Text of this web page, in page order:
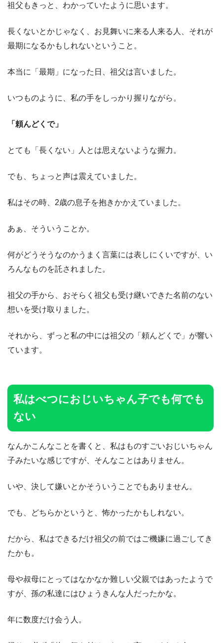
祖父もきっと、わかっていたように思います。
長くないとかじゃなく、お見舞いに来る人来る人、それが
最期になるかもしれないということ。
本当に「最期」になった日、祖父は言いました。
いつものように、私の手をしっかり握りながら。
「頼んどくで」
とても「長くない」人とは思えないような握力。
でも、ちょっと声は震えていました。
私はその時、2歳の息子を抱きかかえていました。
あぁ、そういうことか。
何がどうそうなのかうまく言葉には表しにくいですが、い
ろんなものを託されました。
祖父の手から、おそらく祖父も受け継いできた名前のない
想いを受け取りました。
それから、ずっと私の中には祖父の「頼んどくで」が響い
ています。
私はべつにおじいちゃん子でも何でも
ない
なんかこんなことを書くと、私はものすごいおじいちゃん
子みたいな感じですが、そんなことはありません。
いや、決して嫌いとかそういうことでもありません。
でも、どちらかというと、怖かったかもしれない。
だから、私はできるだけ祖父の前ではご機嫌に過ごしてき
たかも。
母や叔母にとってはなかなか難しい父親ではあったようで
すが、孫の私達にはひょうきんな人だったかな。
年に数度だけ会う人。